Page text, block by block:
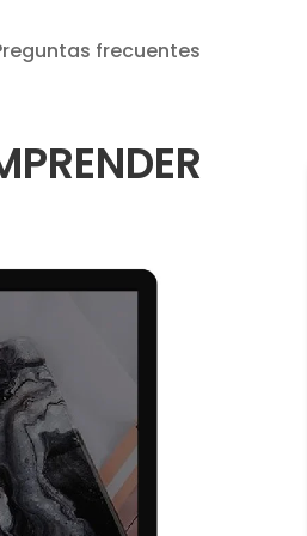
frecuentes